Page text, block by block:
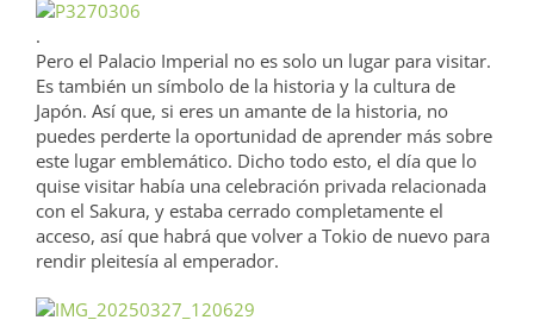
.
Pero el Palacio Imperial no es solo un lugar para visitar.
Es también un símbolo de la historia y la cultura de
Japón. Así que, si eres un amante de la historia, no
puedes perderte la oportunidad de aprender más sobre
este lugar emblemático. Dicho todo esto, el día que lo
quise visitar había una celebración privada relacionada
con el Sakura, y estaba cerrado completamente el
acceso, así que habrá que volver a Tokio de nuevo para
rendir pleitesía al emperador.